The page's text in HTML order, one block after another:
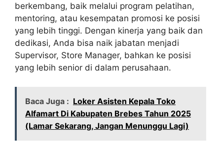
berkembang, baik melalui program pelatihan,
mentoring, atau kesempatan promosi ke posisi
yang lebih tinggi. Dengan kinerja yang baik dan
dedikasi, Anda bisa naik jabatan menjadi
Supervisor, Store Manager, bahkan ke posisi
yang lebih senior di dalam perusahaan.
Baca Juga : Loker Asisten Kepala Toko
Alfamart Di Kabupaten Brebes Tahun 2025
(Lamar Sekarang, Jangan Menunggu Lagi)